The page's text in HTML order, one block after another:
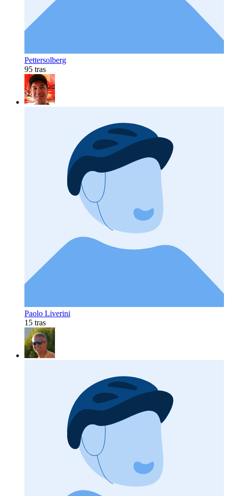
Pettersolberg
95 tras
Paolo Liverini
15 tras